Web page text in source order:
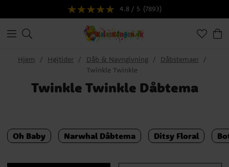
4.8 / 5 (7893)
Hjem Højtider Dåb & Navngivning
Dåbstemaer
Twinkle Twinkle
Twinkle Twinkle Dåbtema
Oh Baby Narwhal Dåbtema Ditsy Floral